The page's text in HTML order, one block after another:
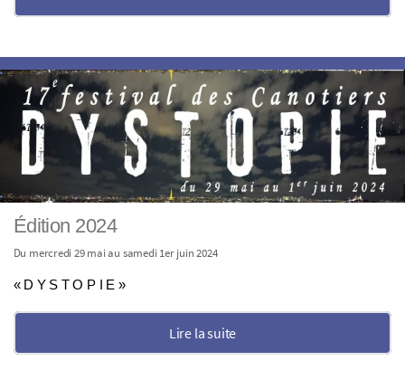
Édition 2024
Du mercredi 29 mai au samedi 1er juin 2024
« D Y S T O P I E »
Lire la suite